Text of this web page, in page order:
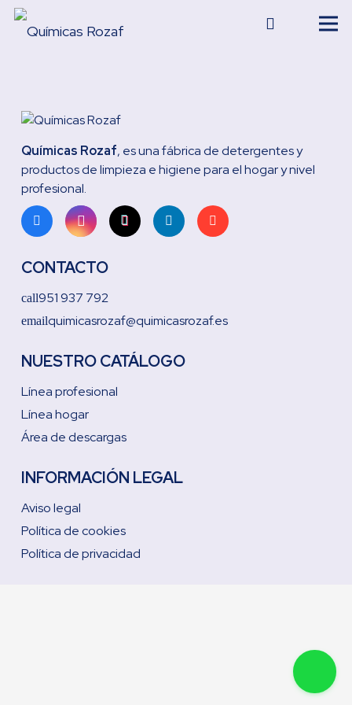
Químicas Rozaf, es una fábrica de detergentes y
productos de limpieza e higiene para el hogar y nivel
profesional.
CONTACTO
call951 937 792
emailquimicasrozaf@quimicasrozaf.es
NUESTRO CATÁLOGO
Línea profesional
Línea hogar
Área de descargas
INFORMACIÓN LEGAL
Aviso legal
Política de cookies
Política de privacidad